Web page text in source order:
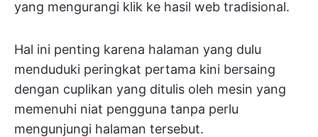
yang mengurangi klik ke hasil web tradisional.
Hal ini penting karena halaman yang dulu
menduduki peringkat pertama kini bersaing
dengan cuplikan yang ditulis oleh mesin yang
memenuhi niat pengguna tanpa perlu
mengunjungi halaman tersebut.